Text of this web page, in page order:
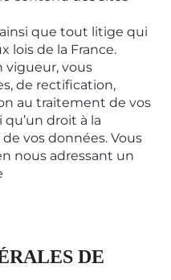
que tout litige qui
lois de la France.
vigueur, vous
de rectification,
au traitement de vos
droit à la
vos données. Vous
nous adressant un
DE